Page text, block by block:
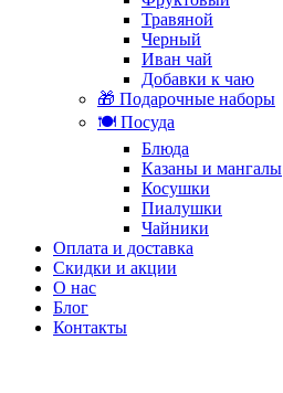
Травяной
Черный
Иван чай
Добавки к чаю
🎁 Подарочные наборы
🍽️ Посуда
Блюда
Казаны и мангалы
Косушки
Пиалушки
Чайники
Оплата и доставка
Скидки и акции
О нас
Блог
Контакты